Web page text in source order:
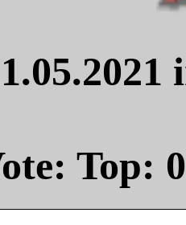
Top: 0